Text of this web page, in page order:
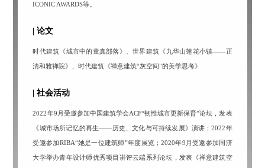
ICONIC AWARDS等。
| 论文
时代建筑《城市中的童真部落》、世界建筑《九华山莲花小镇——正
清和雅禅院》、时代建筑《禅意建筑“灰空间”的美学思考》
| 社会活动
2022年9月受邀参加中国建筑学会ACF“韧性城市更新保育”论坛，发表
《城市场所记忆的再生——历史、文化与可持续发展》演讲；2022年
受邀参加RIBA“她是一位建筑师”年度展览；2020年9月受邀参加同济
大学举办青年设计师优秀项目讲评云端系列论坛，发表《禅意建筑空